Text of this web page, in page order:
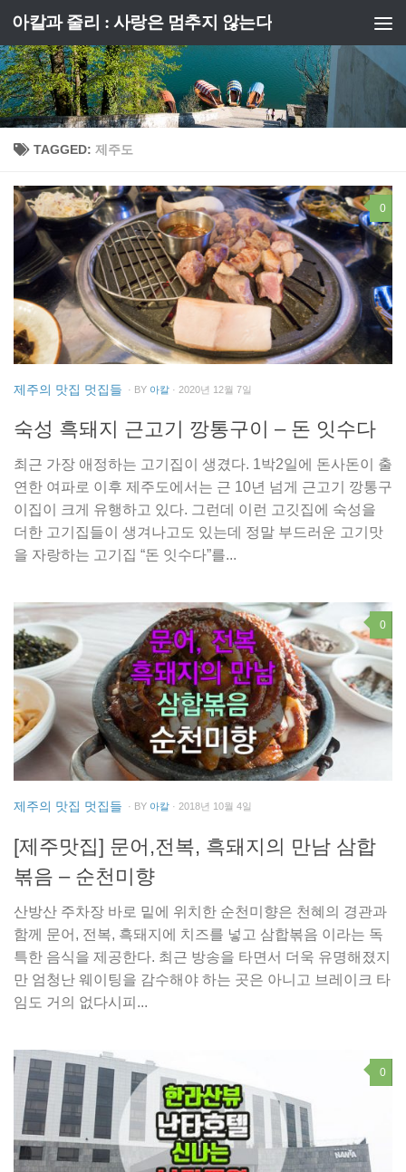
Skip to content
아칼과 줄리 : 사랑은 멈추지 않는다
TAGGED: 제주도
0
제주의 맛집 멋집들 · BY 아칼 · 2020년 12월 7일
숙성 흑돼지 근고기 깡통구이 – 돈 잇수다
최근 가장 애정하는 고기집이 생겼다. 1박2일에 돈사돈이 출
연한 여파로 이후 제주도에서는 근 10년 넘게 근고기 깡통구
이집이 크게 유행하고 있다. 그런데 이런 고깃집에 숙성을
더한 고기집들이 생겨나고도 있는데 정말 부드러운 고기맛
을 자랑하는 고기집 “돈 잇수다”를...
0
제주의 맛집 멋집들 · BY 아칼 · 2018년 10월 4일
[제주맛집] 문어,전복, 흑돼지의 만남 삼합
볶음 – 순천미향
산방산 주차장 바로 밑에 위치한 순천미향은 천혜의 경관과
함께 문어, 전복, 흑돼지에 치즈를 넣고 삼합볶음 이라는 독
특한 음식을 제공한다. 최근 방송을 타면서 더욱 유명해졌지
만 엄청난 웨이팅을 감수해야 하는 곳은 아니고 브레이크 타
임도 거의 없다시피...
0